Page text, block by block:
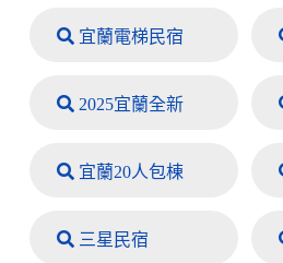
宜蘭電梯民宿
2025宜蘭全新
宜蘭20人包棟
三星民宿